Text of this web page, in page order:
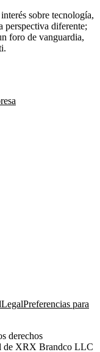
sobre tecnología,
perspectiva diferente;
foro de vanguardia,
LegalPreferencias para
derechos
de XRX Brandco LLC